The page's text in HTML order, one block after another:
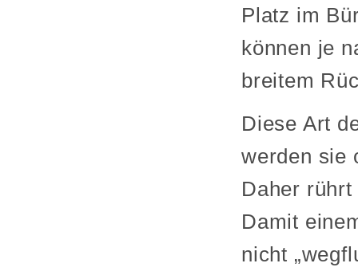
Platz im
können je
breitem
Diese Art
werden sie
Daher
Damit
nicht